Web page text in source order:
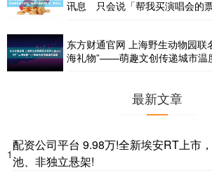
讯息 只会说「帮我买演唱会的票
东方财通官网 上海野生动物园联
海礼物”——萌趣文创传递城市温
最新文章
1
配资公司平台 9.98万!全新埃安RT上市
池、非独立悬架!